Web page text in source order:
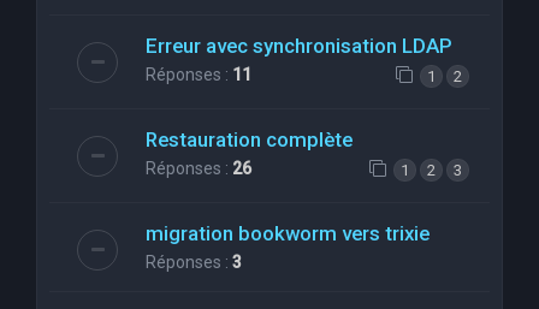
Erreur avec synchronisation LDAP
Réponses : 11 1 2
Restauration complète
Réponses : 26 1 2 3
migration bookworm vers trixie
Réponses : 3